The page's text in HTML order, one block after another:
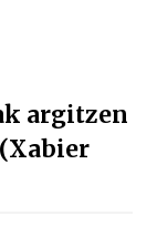
argitzen